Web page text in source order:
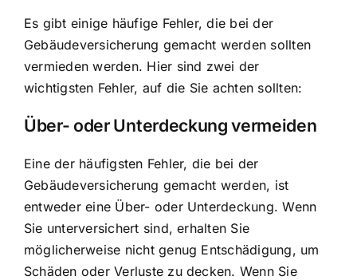
Es gibt einige häufige Fehler, die bei der
Gebäudeversicherung gemacht werden sollten
vermieden werden. Hier sind zwei der
wichtigsten Fehler, auf die Sie achten sollten:
Über- oder Unterdeckung vermeiden
Eine der häufigsten Fehler, die bei der
Gebäudeversicherung gemacht werden, ist
entweder eine Über- oder Unterdeckung. Wenn
Sie unterversichert sind, erhalten Sie
möglicherweise nicht genug Entschädigung, um
Schäden oder Verluste zu decken. Wenn Sie